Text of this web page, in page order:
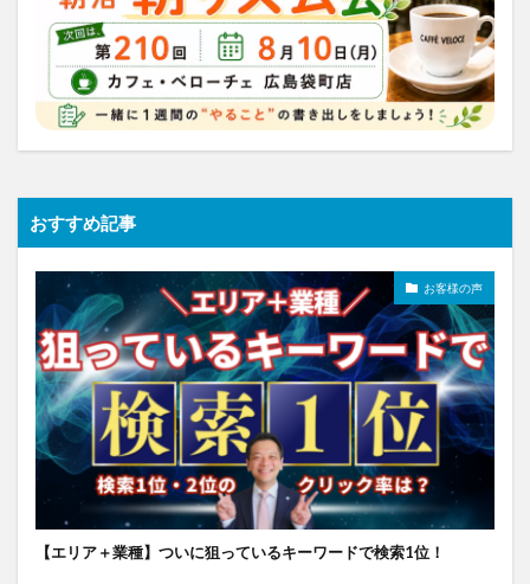
おすすめ記事
お客様の声
【エリア＋業種】ついに狙っているキーワードで検索1位！